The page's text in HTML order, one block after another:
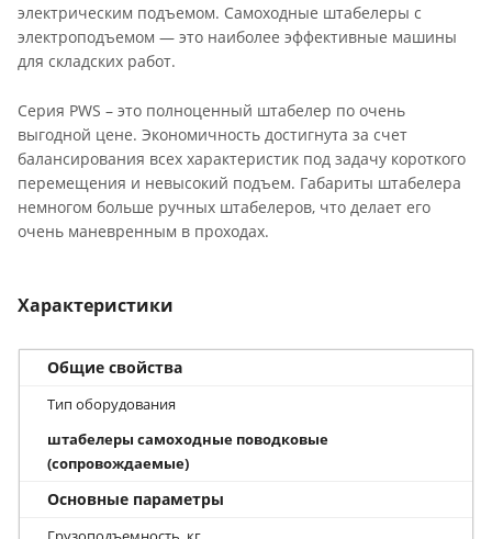
электрическим подъемом. Самоходные штабелеры с
электроподъемом — это наиболее эффективные машины
для складских работ.
Серия PWS – это полноценный штабелер по очень
выгодной цене. Экономичность достигнута за счет
балансирования всех характеристик под задачу короткого
перемещения и невысокий подъем. Габариты штабелера
немногом больше ручных штабелеров, что делает его
очень маневренным в проходах.
Характеристики
Общие свойства
Тип оборудования
штабелеры самоходные поводковые
(сопровождаемые)
Основные параметры